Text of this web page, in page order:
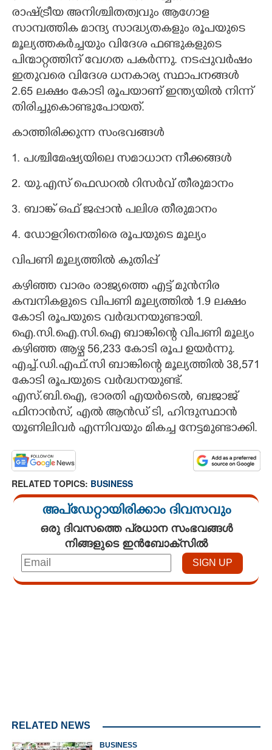
രാഷ്ട്രീയ അനിശ്ചിതത്വവും ആഗോള
സാമ്പത്തിക മാന്ദ്യ സാദ്ധ്യതകളും രൂപയുടെ
മൂല്യത്തകർച്ചയും വിദേശ ഫണ്ടുകളുടെ
പിന്മാറ്റത്തിന് വേഗത പകർന്നു. നടപ്പുവർഷം
ഇതുവരെ വിദേശ ധനകാര്യ സ്ഥാപനങ്ങൾ
2.65 ലക്ഷം കോടി രൂപയാണ് ഇന്ത്യയിൽ നിന്ന്
തിരിച്ചുകൊണ്ടുപോയത്.
കാത്തിരിക്കുന്ന സംഭവങ്ങൾ
1. പശ്ചിമേഷ്യയിലെ സമാധാന നീക്കങ്ങൾ
2. യു.എസ് ഫെഡറൽ റിസർവ് തീരുമാനം
3. ബാങ്ക് ഒഫ് ജപ്പാൻ പലിശ തീരുമാനം
4. ഡോളറിനെതിരെ രൂപയുടെ മൂല്യം
വിപണി മൂല്യത്തിൽ കുതിപ്പ്
കഴിഞ്ഞ വാരം രാജ്യത്തെ എട്ട് മുൻനിര
കമ്പനികളുടെ വിപണി മൂല്യത്തിൽ 1.9 ലക്ഷം
കോടി രൂപയുടെ വർദ്ധനയുണ്ടായി.
ഐ.സി.ഐ.സി.ഐ ബാങ്കിന്റെ വിപണി മൂല്യം
കഴിഞ്ഞ ആഴ്ച 56,233 കോടി രൂപ ഉയർന്നു.
എച്ച്.ഡി.എഫ്.സി ബാങ്കിന്റെ മൂല്യത്തിൽ 38,571
കോടി രൂപയുടെ വർദ്ധനയുണ്ട്.
എസ്.ബി.ഐ, ഭാരതി എയർടെൽ, ബജാജ്
ഫിനാൻസ്, എൽ ആൻഡ് ടി, ഹിന്ദുസ്ഥാൻ
യൂണിലിവർ എന്നിവയും മികച്ച നേട്ടമുണ്ടാക്കി.
RELATED TOPICS: BUSINESS
അപ്ഡേറ്റായിരിക്കാം ദിവസവും
ഒരു ദിവസത്തെ പ്രധാന സംഭവങ്ങൾ
നിങ്ങളുടെ ഇൻബോക്സിൽ
RELATED NEWS
BUSINESS